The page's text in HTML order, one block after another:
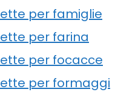
per famiglie
per farina
per focacce
per formaggi